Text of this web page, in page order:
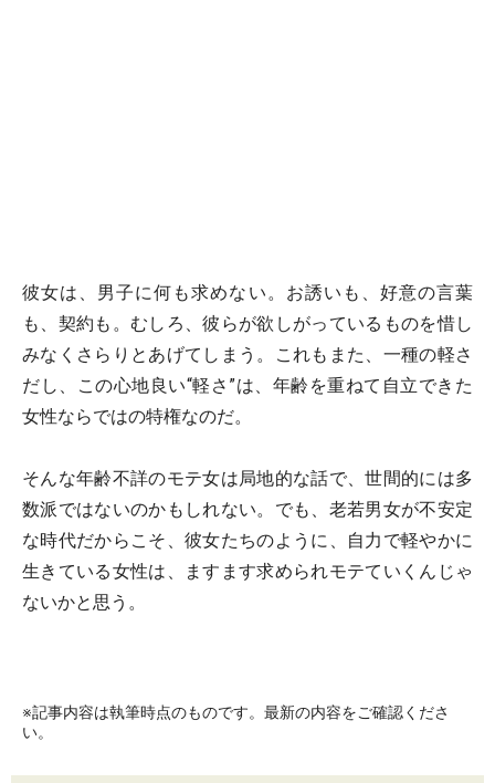
彼女は、男子に何も求めない。お誘いも、好意の言葉
も、契約も。むしろ、彼らが欲しがっているものを惜し
みなくさらりとあげてしまう。これもまた、一種の軽さ
だし、この心地良い“軽さ”は、年齢を重ねて自立できた
女性ならではの特権なのだ。
そんな年齢不詳のモテ女は局地的な話で、世間的には多
数派ではないのかもしれない。でも、老若男女が不安定
な時代だからこそ、彼女たちのように、自力で軽やかに
生きている女性は、ますます求められモテていくんじゃ
ないかと思う。
※記事内容は執筆時点のものです。最新の内容をご確認くださ
い。